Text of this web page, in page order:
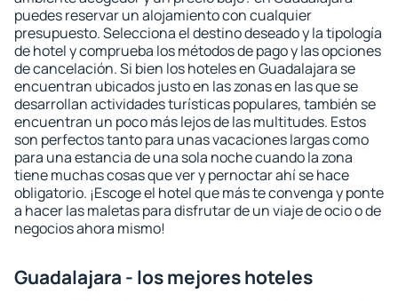
puedes reservar un alojamiento con cualquier
presupuesto. Selecciona el destino deseado y la tipología
de hotel y comprueba los métodos de pago y las opciones
de cancelación. Si bien los hoteles en Guadalajara se
encuentran ubicados justo en las zonas en las que se
desarrollan actividades turísticas populares, también se
encuentran un poco más lejos de las multitudes. Estos
son perfectos tanto para unas vacaciones largas como
para una estancia de una sola noche cuando la zona
tiene muchas cosas que ver y pernoctar ahí se hace
obligatorio. ¡Escoge el hotel que más te convenga y ponte
a hacer las maletas para disfrutar de un viaje de ocio o de
negocios ahora mismo!
Guadalajara - los mejores hoteles